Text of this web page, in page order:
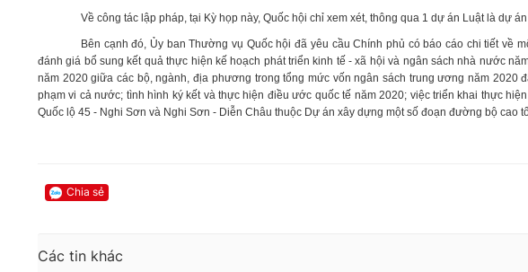
Về công tác lập pháp, tại Kỳ họp này, Quốc hội chỉ xem xét, thông qua 1 dự án Luật là dự
Bên cạnh đó, Ủy ban Thường vụ Quốc hội đã yêu cầu Chính phủ có báo cáo chi tiết về
đánh giá bổ sung kết quả thực hiện kế hoạch phát triển kinh tế - xã hội và ngân sách nhà nước
năm 2020 giữa các bộ, ngành, địa phương trong tổng mức vốn ngân sách trung ương năm 2020
phạm vi cả nước; tình hình ký kết và thực hiện điều ước quốc tế năm 2020; việc triển khai thực
Quốc lộ 45 - Nghi Sơn và Nghi Sơn - Diễn Châu thuộc Dự án xây dựng một số đoạn đường bộ cao
Chia sẻ
Các tin khác